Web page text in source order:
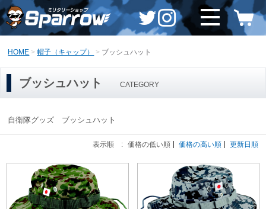
HOME 帽子（キャップ） ブッシュハット
ブッシュハット CATEGORY
自衛隊グッズ ブッシュハット
表示順 : 価格の低い順 価格の高い順 更新日順